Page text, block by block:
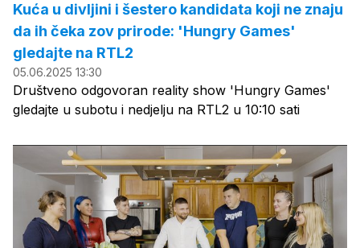
Kuća u divljini i šestero kandidata koji ne znaju
da ih čeka zov prirode: 'Hungry Games'
gledajte na RTL2
05.06.2025 13:30
Društveno odgovoran reality show 'Hungry Games'
gledajte u subotu i nedjelju na RTL2 u 10:10 sati